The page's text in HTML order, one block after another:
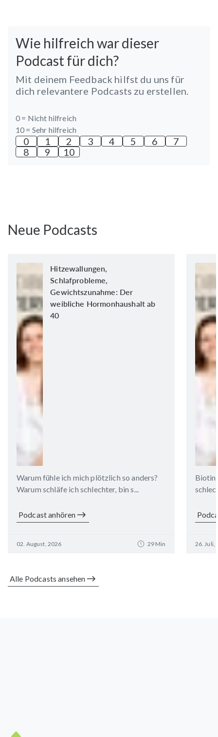
Wie hilfreich war dieser
Podcast für dich?
Mit deinem Feedback hilfst du uns für
dich relevantere Podcasts zu erstellen.
0 = Nicht hilfreich
10 = Sehr hilfreich
0 1 2 3 4 5 6
7
8
9 10
Neue Podcasts
Hitzewallungen,
Schlafprobleme,
Gewichtszunahme: Der
weibliche Hormonhaushalt ab
40
Warum fühle ich mich plötzlich so anders?
Warum schläfe ich schlechter, bin s...
Podcast anhören
02. August, 2026 29 Min
Biotin
26. Juli,
Alle Podcasts ansehen